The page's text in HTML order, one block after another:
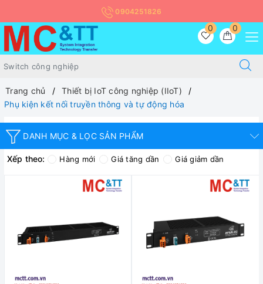
0904251826
0
0
Trang chủ
Thiết bị IoT công nghiệp (IIoT)
Phụ kiện kết nối truyền thông và tự động hóa
DANH MỤC & LỌC SẢN PHẨM
Xếp theo: Hàng mới Giá tăng dần Giá giảm dần